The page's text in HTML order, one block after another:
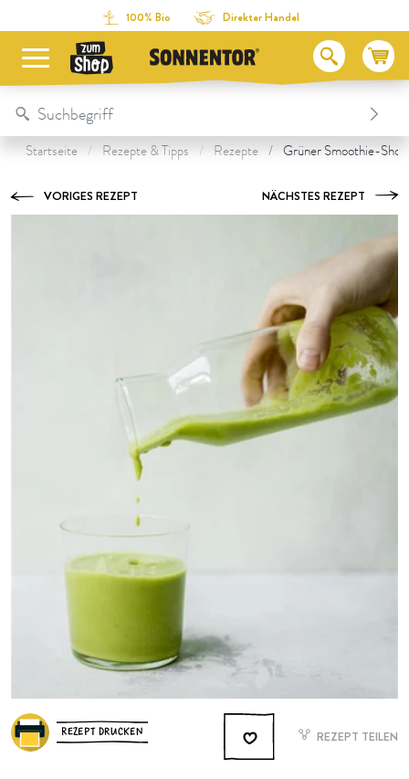
Direkt zum Inhalt
Zum Inhaltsverzeichnis
Direkt zum Menü 100% Bio Direkter Handel
Table Of Content
Das könnte dir auch schmecken:
Startseite Rezepte & Tipps Rezepte Grüner Smoothie-
VORIGES REZEPT NÄCHSTES REZEPT
REZEPT DRUCKEN REZEPT TEILEN